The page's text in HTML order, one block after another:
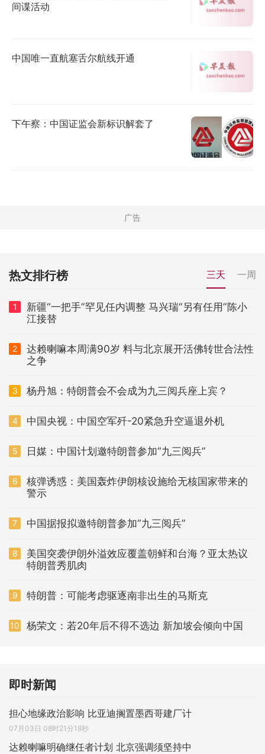
间谍活动
中国唯一直航塞舌尔航线开通
下午察：中国证监会新标识解套了
热文排行榜 三天 一周
1
新疆“一把手”罕见任内调整 马兴瑞“另有任用”陈小
江接替
2
达赖喇嘛本周满90岁 料与北京展开活佛转世合法性
之争
3 杨丹旭：特朗普会不会成为九三阅兵座上宾？
4 中国央视：中国空军歼-20紧急升空逼退外机
5 日媒：中国计划邀特朗普参加“九三阅兵”
6
核弹诱惑：美国轰炸伊朗核设施给无核国家带来的
警示
7 中国据报拟邀特朗普参加“九三阅兵”
8
美国突袭伊朗外溢效应覆盖朝鲜和台海？亚太热议
特朗普秀肌肉
9 特朗普：可能考虑驱逐南非出生的马斯克
10 杨荣文：若20年后不得不选边 新加坡会倾向中国
即时新闻
担心地缘政治影响 比亚迪搁置墨西哥建厂计
07月03日 08时21分18秒
达赖喇嘛明确继任者计划 北京强调须坚持中